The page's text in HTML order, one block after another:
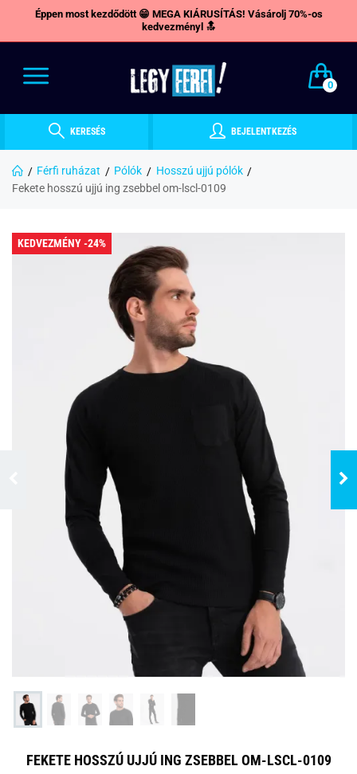
Éppen most kezdődött 😁 MEGA KIÁRUSÍTÁS! Vásárolj 70%-os
kedvezményl 🔝
0
KERESÉS BEJELENTKEZÉS
Férfi ruházat Pólók
Hosszú ujjú pólók
Fekete hosszú ujjú ing zsebbel om-lscl-0109
KEDVEZMÉNY -24%
FEKETE HOSSZÚ UJJÚ ING ZSEBBEL OM-LSCL-0109